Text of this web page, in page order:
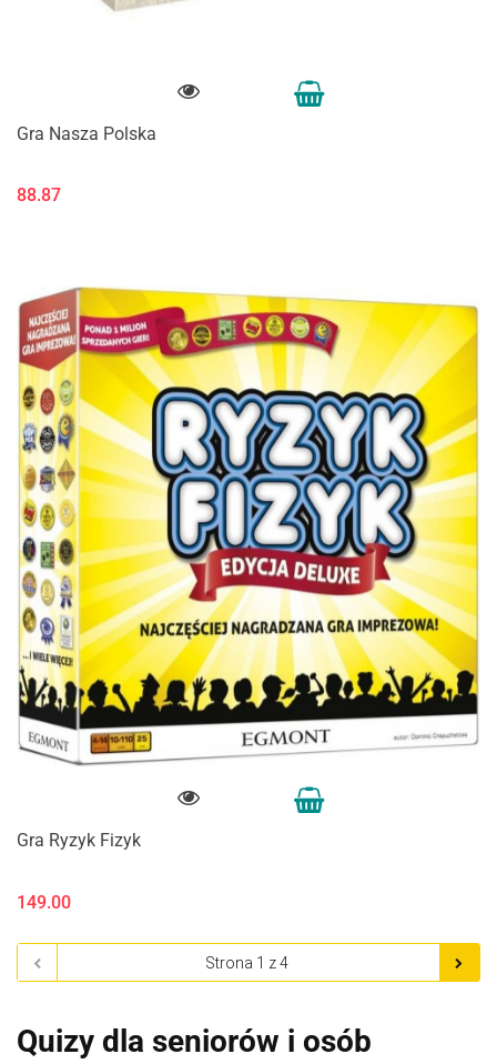
Gra Nasza Polska
88.87
Gra Ryzyk Fizyk
149.00
Quizy dla seniorów i osób